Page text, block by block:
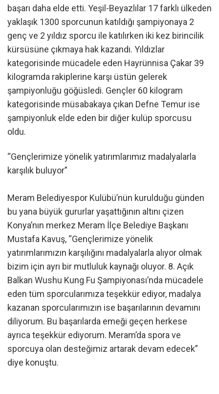
başarı daha elde etti. Yeşil-Beyazlılar 17 farklı ülkeden
yaklaşık 1300 sporcunun katıldığı şampiyonaya 2
genç ve 2 yıldız sporcu ile katılırken iki kez birincilik
kürsüsüne çıkmaya hak kazandı. Yıldızlar
kategorisinde mücadele eden Hayrünnisa Çakar 39
kilogramda rakiplerine karşı üstün gelerek
şampiyonluğu göğüsledi. Gençler 60 kilogram
kategorisinde müsabakaya çıkan Defne Temur ise
şampiyonluk elde eden bir diğer kulüp sporcusu
oldu.
“Gençlerimize yönelik yatırımlarımız madalyalarla
karşılık buluyor”
Meram Belediyespor Kulübü’nün kurulduğu günden
bu yana büyük gururlar yaşattığının altını çizen
Konya’nın merkez Meram İlçe Belediye Başkanı
Mustafa Kavuş, “Gençlerimize yönelik
yatırımlarımızın karşılığını madalyalarla alıyor olmak
bizim için ayrı bir mutluluk kaynağı oluyor. 8. Açık
Balkan Wushu Kung Fu Şampiyonası’nda mücadele
eden tüm sporcularımıza teşekkür ediyor, madalya
kazanan sporcularımızın ise başarılarının devamını
diliyorum. Bu başarılarda emeği geçen herkese
ayrıca teşekkür ediyorum. Meram’da spora ve
sporcuya olan desteğimiz artarak devam edecek”
diye konuştu.